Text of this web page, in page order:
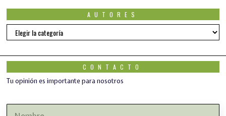
AUTORES
AUTORES
CONTACTO
Tu opinión es importante para nosotros